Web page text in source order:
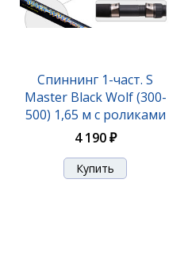
Спиннинг 1-част. S
Master Black Wolf (300-
500) 1,65 м с роликами
4 190 ₽